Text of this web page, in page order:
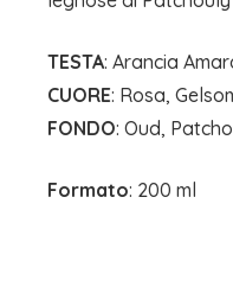
TESTA: Arancia
CUORE: Rosa,
FONDO: Oud,
Formato: 200 ml